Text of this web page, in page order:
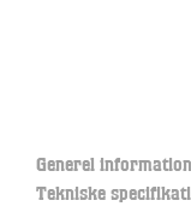
Generel information
Tekniske